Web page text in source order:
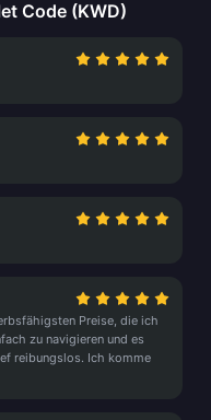
Code (KWD)
Preise, die ich
zu navigieren und es
reibungslos. Ich komme